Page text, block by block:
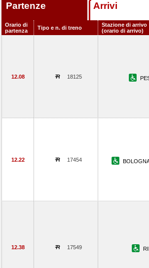
Partenze Arrivi
Orario di
partenza
Tipo e n. di treno
Stazione di arrivo
(orario di arrivo)
12.08 18125
12.22 17454
12.38 17549